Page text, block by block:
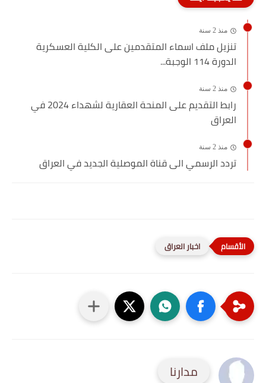
منذ 2 سنة
تنزيل ملف اسماء المتقدمين على الكلية العسكرية
الدورة 114 الوجبة...
منذ 2 سنة
رابط التقديم على المنحة العقارية لشهداء 2024 في
العراق
منذ 2 سنة
تردد الرسمي الى قناة الموصلية الجديد في العراق
اخبار العراق
مدارنا